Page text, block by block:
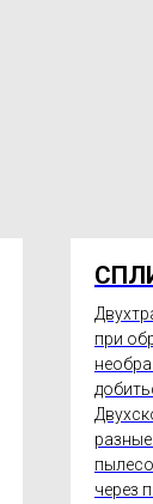
при
через